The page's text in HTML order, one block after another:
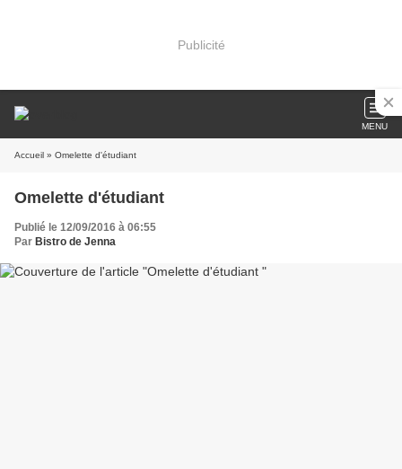
Publicité
MENU
Accueil » Omelette d'étudiant
Omelette d'étudiant
Publié le 12/09/2016 à 06:55
Par Bistro de Jenna